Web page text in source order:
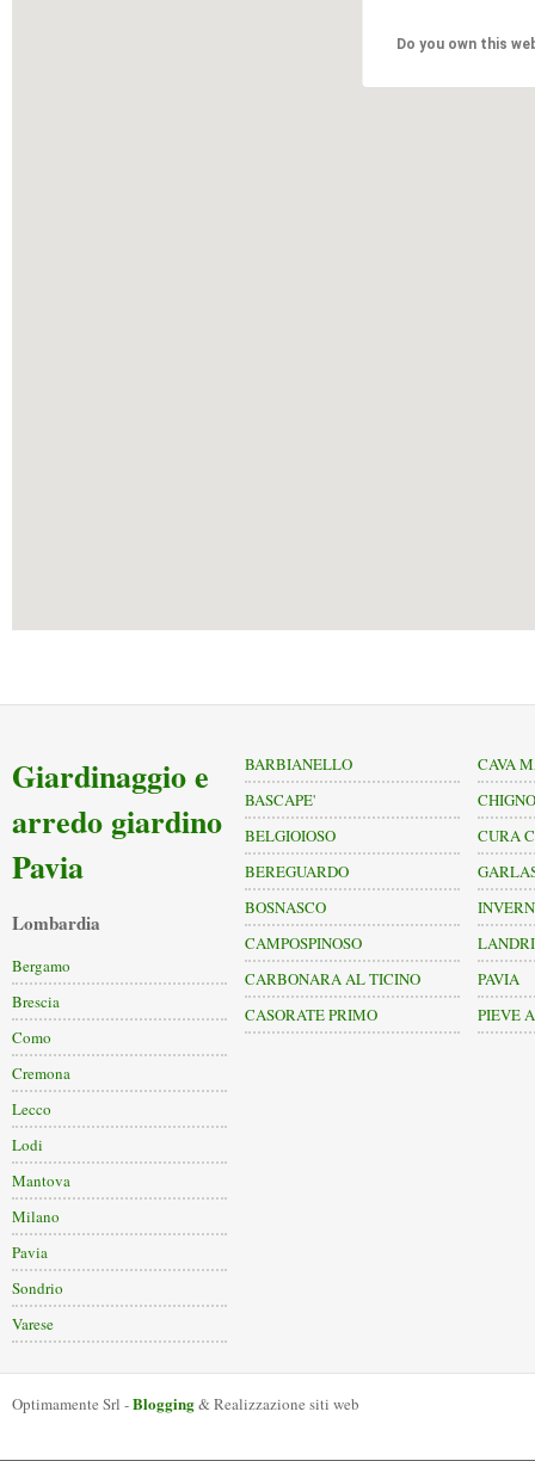
Do you own this
Giardinaggio e
arredo giardino
Pavia
Lombardia
Bergamo
Brescia
Como
Cremona
Lecco
Lodi
Mantova
Milano
Pavia
Sondrio
Varese
BARBIANELLO
BASCAPE'
BELGIOIOSO
BEREGUARDO
BOSNASCO
CAMPOSPINOSO
CARBONARA AL TICINO
CASORATE PRIMO
CAVA
CURA
PAVIA
PIEVE
Optimamente Srl -Blogging& Realizzazione siti web